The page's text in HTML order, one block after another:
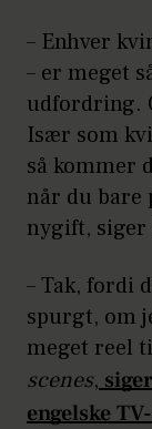
– Enhver
– er meget
udfordring.
Især som
så kommer
når du bare
nygift, siger
– Tak, fordi
spurgt, om
meget reel
scenes,
engelske